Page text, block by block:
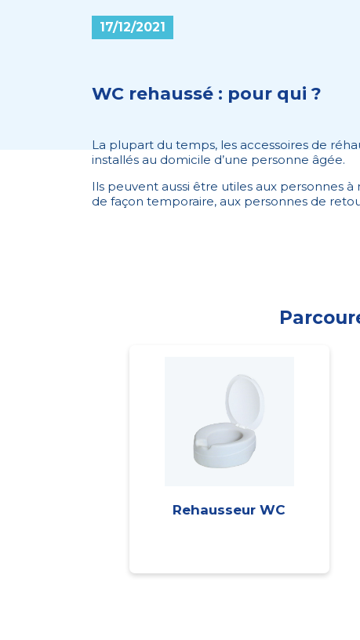
17/12/2021
WC rehaussé : pour qui ?
La plupart du temps, les accessoires de
installés au domicile d’une personne âgée.
Ils peuvent aussi être utiles aux personnes
de façon temporaire, aux personnes de
Rehausseur WC